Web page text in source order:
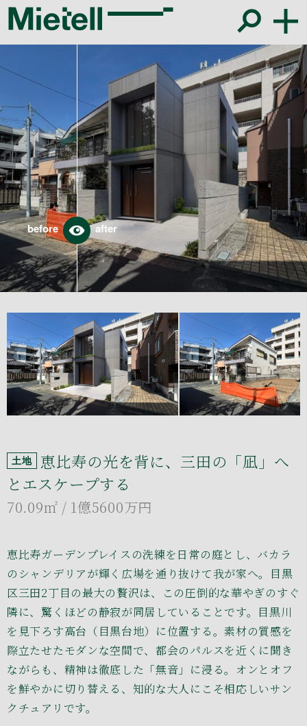
土地
恵比寿の光を背に、三田の「凪」へ
とエスケープする
70.09㎡ / 1億5600万円
恵比寿ガーデンプレイスの洗練を日常の庭とし、バカラ
のシャンデリアが輝く広場を通り抜けて我が家へ。目黒
区三田2丁目の最大の贅沢は、この圧倒的な華やぎのすぐ
隣に、驚くほどの静寂が同居していることです。目黒川
を見下ろす高台（目黒台地）に位置する。素材の質感を
際立たせたモダンな空間で、都会のパルスを近くに聞き
ながらも、精神は徹底した「無音」に浸る。オンとオフ
を鮮やかに切り替える、知的な大人にこそ相応しいサン
クチュアリです。